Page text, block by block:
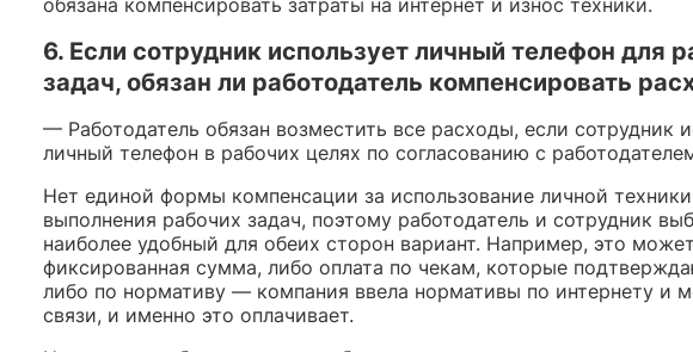
6. Если сотрудник использует личный телефон для
задач, обязан ли работодатель компенсировать
— Работодатель обязан возместить все расходы, если сотрудник
личный телефон в рабочих целях по согласованию с
Нет единой формы компенсации за использование личной
выполнения рабочих задач, поэтому работодатель и сотрудник
наиболее удобный для обеих сторон вариант. Например, это
фиксированная сумма, либо оплата по чекам, которые
либо по нормативу — компания ввела нормативы по интернету и
связи, и именно это оплачивает.